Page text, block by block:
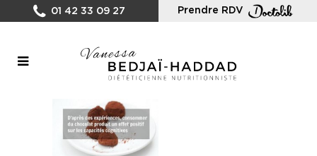
01 42 33 09 27 Prendre RDV